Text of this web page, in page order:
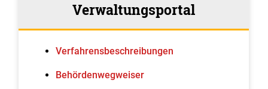
Verwaltungsportal
Verfahrens­beschreibungen
Behördenwegweiser